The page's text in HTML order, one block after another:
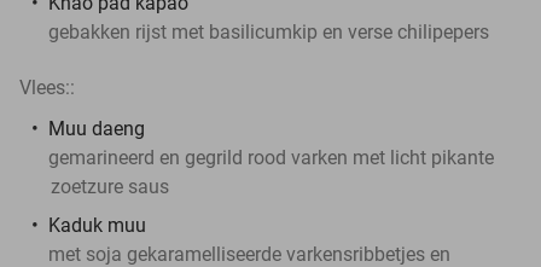
gebakken rijst met basilicumkip en verse chilipepers
Vlees::
Muu daeng
gemarineerd en gegrild rood varken met licht pikante
zoetzure saus
Kaduk muu
met soja gekaramelliseerde varkensribbetjes en